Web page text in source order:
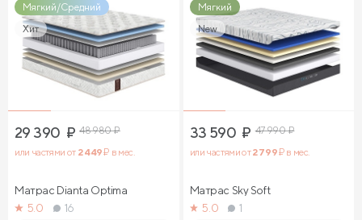
Мягкий/Средний
Хит
29 390 ₽ 48 980₽
или частями от 2 449₽ в мес.
Матрас Dianta Optima
5.0
16
Мягкий
New
33 590 ₽ 47 990₽
или частями от2 799₽ в мес.
Матрас Sky Soft
5.0
1